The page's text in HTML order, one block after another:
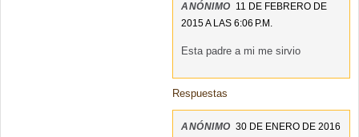
ANÓNIMO 11 DE FEBRERO DE
2015 A LAS 6:06 P.M.
Esta padre a mi me sirvio
Respuestas
ANÓNIMO 30 DE ENERO DE 2016